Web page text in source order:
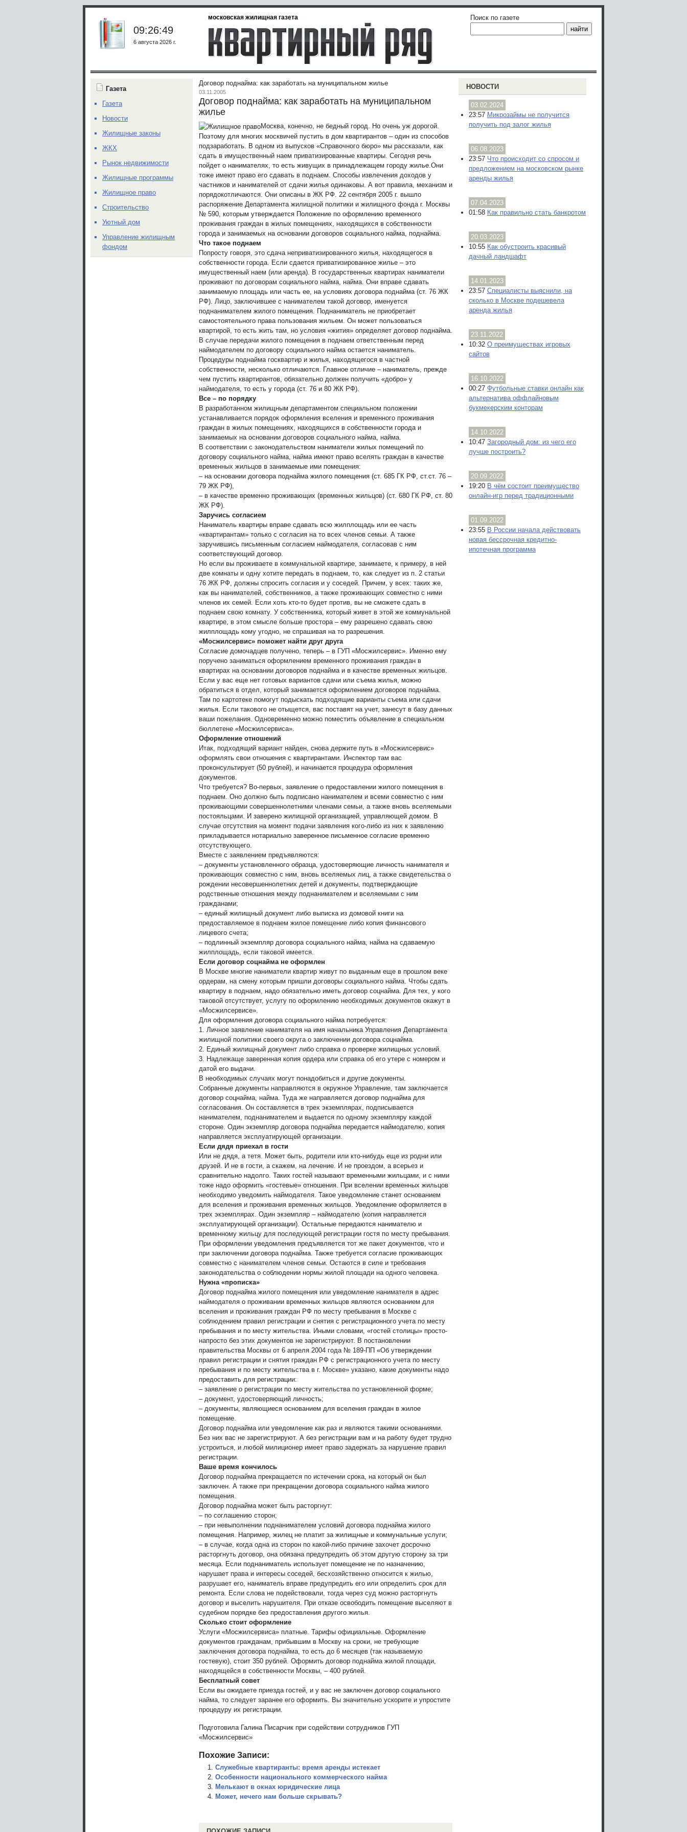
московская жилищная газета
09:26:49
6 августа 2026 г.
Поиск по газете
Договор поднайма: как заработать на муниципальном жилье
03.11.2005
Договор поднайма: как заработать на муниципальном
жилье
Москва, конечно, не бедный город. Но очень уж дорогой.
Поэтому для многих москвичей пустить в дом квартирантов – один из способов
подзаработать. В одном из выпусков «Справочного бюро» мы рассказали, как
сдать в имущественный наем приватизированные квартиры. Сегодня речь
пойдет о нанимателях, то есть живущих в принадлежащем городу жилье. Они
тоже имеют право его сдавать в поднаем. Способы извлечения доходов у
частников и нанимателей от сдачи жилья одинаковы. А вот правила, механизм и
порядокотличаются. Они описаны в ЖК РФ. 22 сентября 2005 г. вышло
распоряжение Департамента жилищной политики и жилищного фонда г. Москвы
№ 590, которым утверждается Положение по оформлению временного
проживания граждан в жилых помещениях, находящихся в собственности
города и занимаемых на основании договоров социального найма, поднайма.
Что такое поднаем
Попросту говоря, это сдача неприватизированного жилья, находящегося в
собственности города. Если сдается приватизированное жилье – это
имущественный наем (или аренда). В государственных квартирах наниматели
проживают по договорам социального найма, найма. Они вправе сдавать
занимаемую площадь или часть ее, на условиях договора поднайма (ст. 76 ЖК
РФ). Лицо, заключившее с нанимателем такой договор, именуется
поднанимателем жилого помещения. Поднаниматель не приобретает
самостоятельного права пользования жильем. Он может пользоваться
квартирой, то есть жить там, но условия «жития» определяет договор поднайма.
В случае передачи жилого помещения в поднаем ответственным перед
наймодателем по договору социального найма остается наниматель.
Процедуры поднайма госквартир и жилья, находящегося в частной
собственности, несколько отличаются. Главное отличие – наниматель, прежде
чем пустить квартирантов, обязательно должен получить «добро» у
наймодателя, то есть у города (ст. 76 и 80 ЖК РФ).
Все – по порядку
В разработанном жилищным департаментом специальном положении
устанавливается порядок оформления вселения и временного проживания
граждан в жилых помещениях, находящихся в собственности города и
занимаемых на основании договоров социального найма, найма.
В соответствии с законодательством наниматели жилых помещений по
договору социального найма, найма имеют право вселять граждан в качестве
временных жильцов в занимаемые ими помещения:
– на основании договора поднайма жилого помещения (ст. 685 ГК РФ, ст.ст. 76 –
79 ЖК РФ),
– в качестве временно проживающих (временных жильцов) (ст. 680 ГК РФ, ст. 80
ЖК РФ).
Заручись согласием
Наниматель квартиры вправе сдавать всю жилплощадь или ее часть
«квартирантам» только с согласия на то всех членов семьи. А также
заручившись письменным согласием наймодателя, согласовав с ним
соответствующий договор.
Но если вы проживаете в коммунальной квартире, занимаете, к примеру, в ней
две комнаты и одну хотите передать в поднаем, то, как следует из п. 2 статьи
76 ЖК РФ, должны спросить согласия и у соседей. Причем, у всех: таких же,
как вы нанимателей, собственников, а также проживающих совместно с ними
членов их семей. Если хоть кто-то будет против, вы не сможете сдать в
поднаем свою комнату. У собственника, который живет в этой же коммунальной
квартире, в этом смысле больше простора – ему разрешено сдавать свою
жилплощадь кому угодно, не спрашивая на то разрешения.
«Мосжилсервис» поможет найти друг друга
Согласие домочадцев получено, теперь – в ГУП «Мосжилсервис». Именно ему
поручено заниматься оформлением временного проживания граждан в
квартирах на основании договоров поднайма и в качестве временных жильцов.
Если у вас еще нет готовых вариантов сдачи или съема жилья, можно
обратиться в отдел, который занимается оформлением договоров поднайма.
Там по картотеке помогут подыскать подходящие варианты съема или сдачи
жилья. Если такового не отыщется, вас поставят на учет, занесут в базу данных
ваши пожелания. Одновременно можно поместить объявление в специальном
бюллетене «Мосжилсервиса».
Оформление отношений
Итак, подходящий вариант найден, снова держите путь в «Мосжилсервис»
оформлять свои отношения с квартирантами. Инспектор там вас
проконсультирует (50 рублей), и начинается процедура оформления
документов.
Что требуется? Во-первых, заявление о предоставлении жилого помещения в
поднаем. Оно должно быть подписано нанимателем и всеми совместно с ним
проживающими совершеннолетними членами семьи, а также вновь вселяемыми
постояльцами. И заверено жилищной организацией, управляющей домом. В
случае отсутствия на момент подачи заявления кого-либо из них к заявлению
прикладывается нотариально заверенное письменное согласие временно
отсутствующего.
Вместе с заявлением предъявляются:
– документы установленного образца, удостоверяющие личность нанимателя и
проживающих совместно с ним, вновь вселяемых лиц, а также свидетельства о
рождении несовершеннолетних детей и документы, подтверждающие
родственные отношения между поднанимателем и вселяемыми с ним
гражданами;
– единый жилищный документ либо выписка из домовой книги на
предоставляемое в поднаем жилое помещение либо копия финансового
лицевого счета;
– подлинный экземпляр договора социального найма, найма на сдаваемую
жилплощадь, если таковой имеется.
Если договор соцнайма не оформлен
В Москве многие наниматели квартир живут по выданным еще в прошлом веке
ордерам, на смену которым пришли договоры социального найма. Чтобы сдать
квартиру в поднаем, надо обязательно иметь договор соцнайма. Для тех, у кого
таковой отсутствует, услугу по оформлению необходимых документов окажут в
«Мосжилсервисе».
Для оформления договора социального найма потребуется:
1. Личное заявление нанимателя на имя начальника Управления Департамента
жилищной политики своего округа о заключении договора соцнайма.
2. Единый жилищный документ либо справка о проверке жилищных условий.
3. Надлежаще заверенная копия ордера или справка об его утере с номером и
датой его выдачи.
В необходимых случаях могут понадобиться и другие документы.
Собранные документы направляются в окружное Управление, там заключается
договор соцнайма, найма. Туда же направляется договор поднайма для
согласования. Он составляется в трех экземплярах, подписывается
нанимателем, поднанимателем и выдается по одному экземпляру каждой
стороне. Один экземпляр договора поднайма передается наймодателю, копия
направляется эксплуатирующей организации.
Если дядя приехал в гости
Или не дядя, а тетя. Может быть, родители или кто-нибудь еще из родни или
друзей. И не в гости, а скажем, на лечение. И не проездом, а всерьез и
сравнительно надолго. Таких гостей называют временными жильцами, и с ними
тоже надо оформить «гостевые» отношения. При вселении временных жильцов
необходимо уведомить наймодателя. Такое уведомление станет основанием
для вселения и проживания временных жильцов. Уведомление оформляется в
трех экземплярах. Один экземпляр – наймодателю (копия направляется
эксплуатирующей организации). Остальные передаются нанимателю и
временному жильцу для последующей регистрации гостя по месту пребывания.
При оформлении уведомления предъявляется тот же пакет документов, что и
при заключении договора поднайма. Также требуется согласие проживающих
совместно с нанимателем членов семьи. Остаются в силе и требования
законодательства о соблюдении нормы жилой площади на одного человека.
Нужна «прописка»
Договор поднайма жилого помещения или уведомление нанимателя в адрес
наймодателя о проживании временных жильцов являются основанием для
вселения и проживания граждан РФ по месту пребывания в Москве с
соблюдением правил регистрации и снятия с регистрационного учета по месту
пребывания и по месту жительства. Иными словами, «гостей столицы» просто-
напросто без этих документов не зарегистрируют. В постановлении
правительства Москвы от 6 апреля 2004 года № 189-ПП «Об утверждении
правил регистрации и снятия граждан РФ с регистрационного учета по месту
пребывания и по месту жительства в г. Москве» указано, какие документы надо
предоставить для регистрации:
– заявление о регистрации по месту жительства по установленной форме;
– документ, удостоверяющий личность;
– документы, являющиеся основанием для вселения граждан в жилое
помещение.
Договор поднайма или уведомление как раз и являются такими основаниями.
Без них вас не зарегистрируют. А без регистрации вам и на работу будет трудно
устроиться, и любой милиционер имеет право задержать за нарушение правил
регистрации.
Ваше время кончилось
Договор поднайма прекращается по истечении срока, на который он был
заключен. А также при прекращении договора социального найма жилого
помещения.
Договор поднайма может быть расторгнут:
– по соглашению сторон;
– при невыполнении поднанимателем условий договора поднайма жилого
помещения. Например, жилец не платит за жилищные и коммунальные услуги;
– в случае, когда одна из сторон по какой-либо причине захочет досрочно
расторгнуть договор, она обязана предупредить об этом другую сторону за три
месяца. Если поднаниматель использует помещение не по назначению,
нарушает права и интересы соседей, бесхозяйственно относится к жилью,
разрушает его, наниматель вправе предупредить его или определить срок для
ремонта. Если слова не подействовали, тогда через суд можно расторгнуть
договор и выселить нарушителя. При отказе освободить помещение выселяют в
судебном порядке без предоставления другого жилья.
Сколько стоит оформление
Услуги «Мосжилсервиса» платные. Тарифы официальные. Оформление
документов гражданам, прибывшим в Москву на сроки, не требующие
заключения договора поднайма, то есть до 6 месяцев (так называемую
гостевую), стоит 350 рублей. Оформить договор поднайма жилой площади,
находящейся в собственности Москвы, – 400 рублей.
Бесплатный совет
Если вы ожидаете приезда гостей, и у вас не заключен договор социального
найма, то следует заранее его оформить. Вы значительно ускорите и упростите
процедуру их регистрации.
Подготовила Галина Писарчик при содействии сотрудников ГУП
«Мосжилсервис»
Похожие Записи:
Служебные квартиранты: время аренды истекает
Особенности национального коммерческого найма
Мелькают в окнах юридические лица
Может, нечего нам больше скрывать?
НОВОСТИ
03.02.2024
23:57 Микрозаймы не получится
получить под залог жилья
06.08.2023
23:57 Что происходит со спросом и
предложением на московском рынке
аренды жилья
07.04.2023
01:58 Как правильно стать банкротом
20.03.2023
10:55 Как обустроить красивый
дачный ландшафт
14.01.2023
23:57 Специалисты выяснили, на
сколько в Москве подешевела
аренда жилья
23.11.2022
10:32 О преимуществах игровых
сайтов
16.10.2022
00:27 Футбольные ставки онлайн как
альтернатива оффлайновым
букмекерским конторам
14.10.2022
10:47 Загородный дом: из чего его
лучше построить?
20.09.2022
19:20 В чём состоит преимущество
онлайн-игр перед традиционными
01.09.2022
23:55 В России начала действовать
новая бессрочная кредитно-
ипотечная программа
Газета
Газета
Новости
Жилищные законы
ЖКХ
Рынок недвижимости
Жилищные программы
Жилищное право
Строительство
Уютный дом
Управление жилищным
фондом